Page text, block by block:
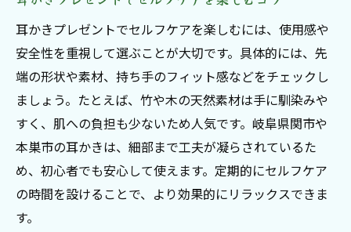
耳かきプレゼントでセルフケアを楽しむには、使用感や
安全性を重視して選ぶことが大切です。具体的には、先
端の形状や素材、持ち手のフィット感などをチェックし
ましょう。たとえば、竹や木の天然素材は手に馴染みや
すく、肌への負担も少ないため人気です。岐阜県関市や
本巣市の耳かきは、細部まで工夫が凝らされているた
め、初心者でも安心して使えます。定期的にセルフケア
の時間を設けることで、より効果的にリラックスできま
す。